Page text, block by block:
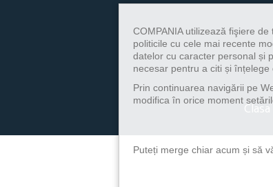
COMPANIA utilizează fişiere
politicile cu cele mai recente
datelor cu caracter personal și
necesar pentru a citi și înțelege
Prin continuarea navigării pe
modifica în orice moment
Puteți merge chiar acum și să